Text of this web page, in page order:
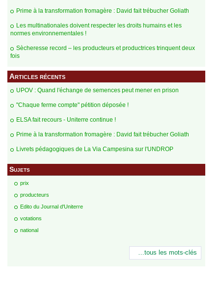
Prime à la transformation fromagère : David fait trébucher Goliath
Les multinationales doivent respecter les droits humains et les
normes environnementales !
Sècheresse record – les producteurs et productrices trinquent deux
fois
Articles récents
UPOV : Quand l'échange de semences peut mener en prison
"Chaque ferme compte" pétition déposée !
ELSA fait recours - Uniterre continue !
Prime à la transformation fromagère : David fait trébucher Goliath
Livrets pédagogiques de La Via Campesina sur l'UNDROP
Sujets
prix
producteurs
Edito du Journal d'Uniterre
votations
national
…tous les mots-clés